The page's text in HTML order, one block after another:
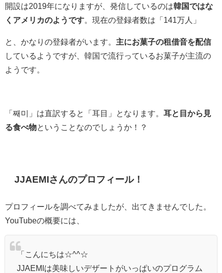
開設は2019年になりますが、発信しているのは韓国ではな
くアメリカのようです。現在の登録者数は「141万人」
と、かなりの登録者がいます。 主にお菓子の租借音を配信
しているようですが、韓国で流行っているお菓子が主流の
ようです。
「째미」は直訳すると「耳目」となります。 耳と目から見
る食べ物ということなのでしょうか！？
JJAEMIさんのプロフィール！
プロフィールを調べてみましたが、出てきませんでした。
YouTubeの概要には、
「こんにちは☆^^☆
JJAEMIは美味しいデザートがいっぱいのプログラム